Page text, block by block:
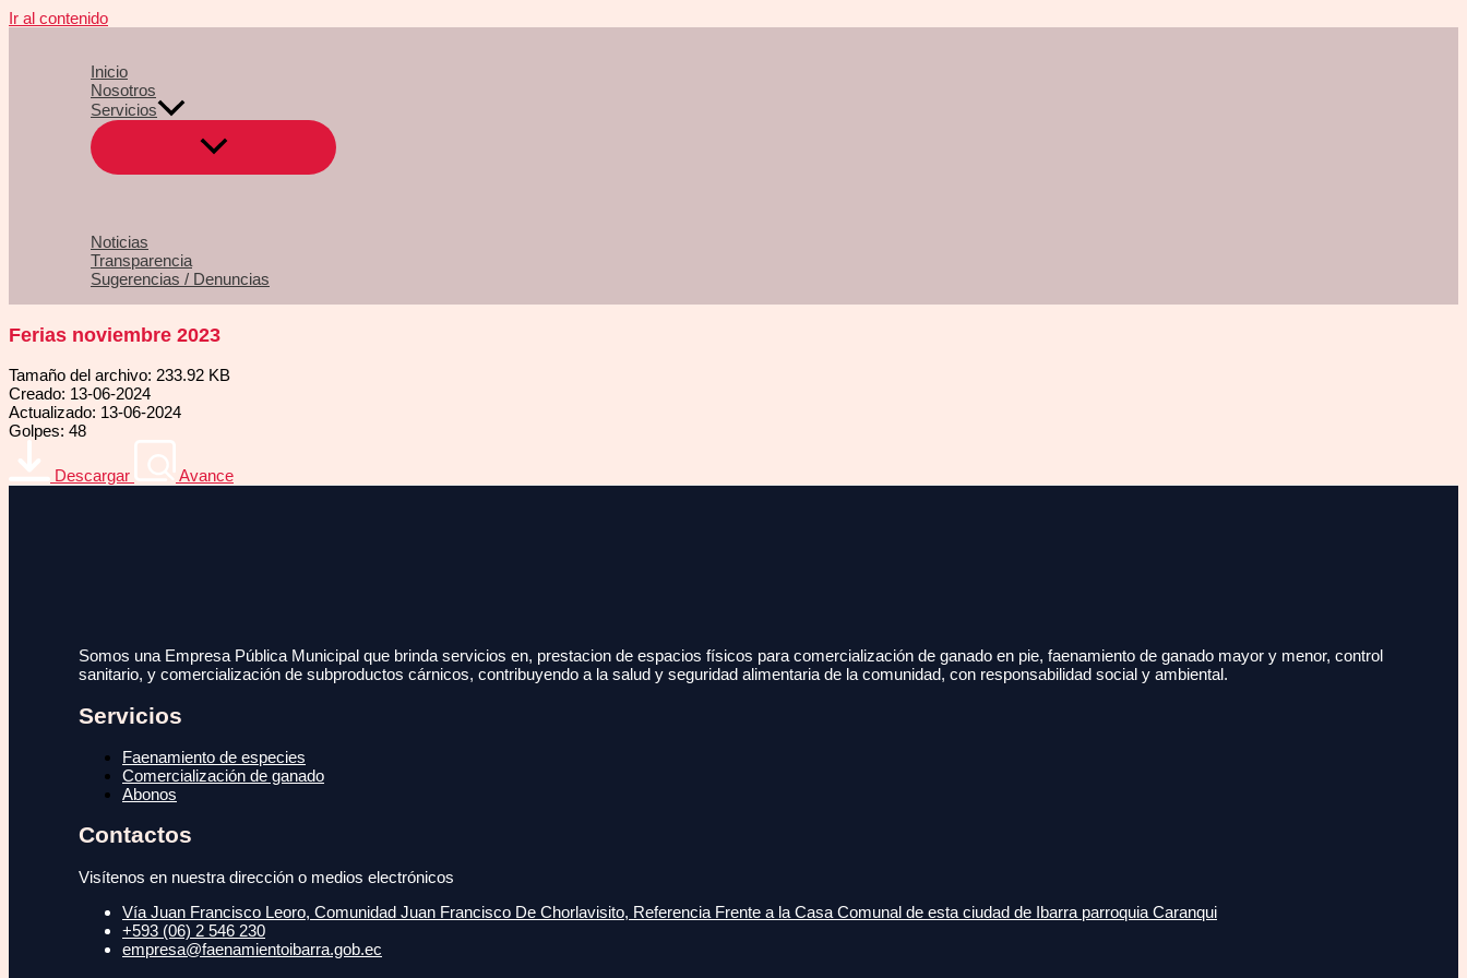
Ir al contenido
Inicio
Nosotros
Servicios
Noticias
Transparencia
Sugerencias / Denuncias
Ferias noviembre 2023
Tamaño del archivo: 233.92 KB
Creado: 13-06-2024
Actualizado: 13-06-2024
Golpes: 48
Descargar Avance
Somos una Empresa Pública Municipal que brinda servicios en, prestacion de espacios físicos para comercialización de ganado en pie, faenamiento de ganado mayor y menor, control
sanitario, y comercialización de subproductos cárnicos, contribuyendo a la salud y seguridad alimentaria de la comunidad, con responsabilidad social y ambiental.
Servicios
Faenamiento de especies
Comercialización de ganado
Abonos
Contactos
Visítenos en nuestra dirección o medios electrónicos
Vía Juan Francisco Leoro, Comunidad Juan Francisco De Chorlavisito, Referencia Frente a la Casa Comunal de esta ciudad de Ibarra parroquia Caranqui
+593 (06) 2 546 230
empresa@faenamientoibarra.gob.ec